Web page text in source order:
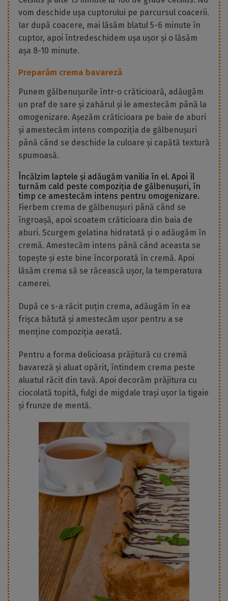
vom deschide ușa cuptorului pe parcursul coacerii.
Iar după coacere, mai lăsăm blatul 5-6 minute în
cuptor, apoi întredeschidem ușa ușor și o lăsăm
așa 8-10 minute.
Preparăm crema bavareză
Punem gălbenușurile într-o crăticioară, adăugăm
un praf de sare și zahărul și le amestecăm până la
omogenizare. Așezăm crăticioara pe baie de aburi
și amestecăm intens compoziția de gălbenușuri
până când se deschide la culoare și capătă textură
spumoasă.
Încălzim laptele și adăugăm vanilia în el. Apoi îl
turnăm cald peste compoziția de gălbenușuri, în
timp ce amestecăm intens pentru omogenizare.
Fierbem crema de gălbenușuri până când se
îngroașă, apoi scoatem crăticioara din baia de
aburi. Scurgem gelatina hidratată și o adăugăm în
cremă. Amestecăm intens până când aceasta se
topește și este bine încorporată în cremă. Apoi
lăsăm crema să se răcească ușor, la temperatura
camerei.
După ce s-a răcit puțin crema, adăugăm în ea
frișca bătută și amestecăm ușor pentru a se
menține compoziția aerată.
Pentru a forma delicioasa prăjitură cu cremă
bavareză și aluat opărit, întindem crema peste
aluatul răcit din tavă. Apoi decorăm prăjitura cu
ciocolată topită, fulgi de migdale trași ușor la tigaie
și frunze de mentă.